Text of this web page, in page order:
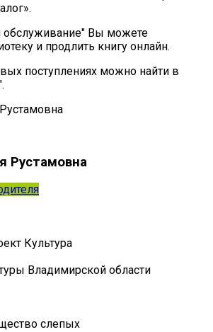
обслуживание" Вы можете
и продлить книгу онлайн.
поступлениях можно найти в
Рустамовна
Культура
Владимирской области
слепых